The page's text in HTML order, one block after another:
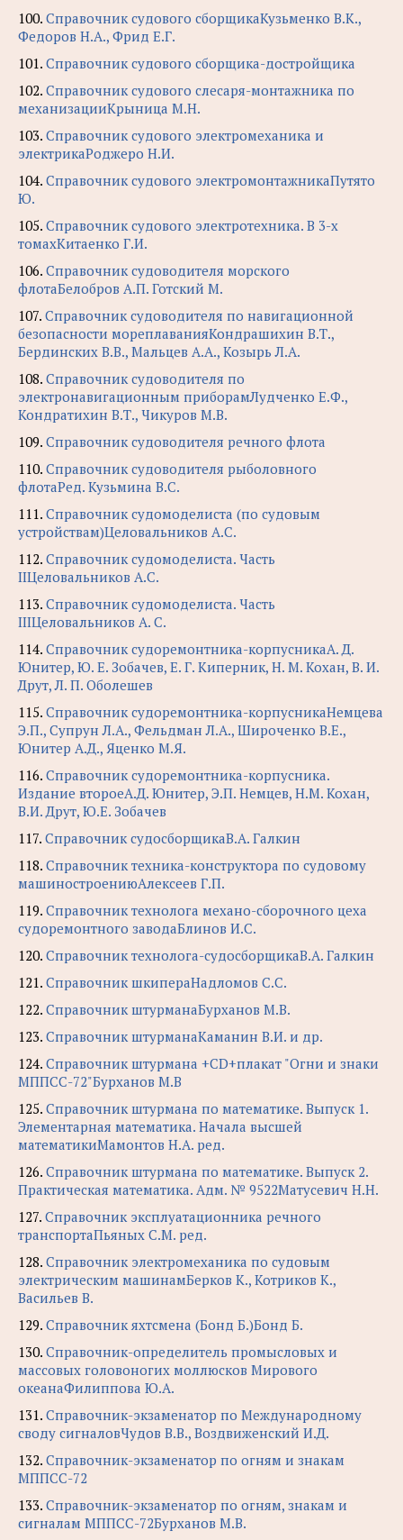
100. Справочник судового сборщикаКузьменко В.К.,
Федоров Н.А., Фрид Е.Г.
101. Справочник судового сборщика-достройщика
102. Справочник судового слесаря-монтажника по
механизацииКрыница М.Н.
103. Справочник судового электромеханика и
электрикаРоджеро Н.И.
104. Справочник судового электромонтажникаПутято
Ю.
105. Справочник судового электротехника. В 3-х
томахКитаенко Г.И.
106. Справочник судоводителя морского
флотаБелобров А.П. Готский М.
107. Справочник судоводителя по навигационной
безопасности мореплаванияКондрашихин В.Т.,
Бердинских В.В., Мальцев А.А., Козырь Л.А.
108. Справочник судоводителя по
электронавигационным приборамЛудченко Е.Ф.,
Кондратихин В.Т., Чикуров М.В.
109. Справочник судоводителя речного флота
110. Справочник судоводителя рыболовного
флотаРед. Кузьмина В.С.
111. Справочник судомоделиста (по судовым
устройствам)Целовальников А.С.
112. Справочник судомоделиста. Часть
IIЦеловальников А.С.
113. Справочник судомоделиста. Часть
IIIЦеловальников А. С.
114. Справочник судоремонтника-корпусникаА. Д.
Юнитер, Ю. Е. Зобачев, Е. Г. Киперник, Н. М. Кохан, В. И.
Друт, Л. П. Оболешев
115. Справочник судоремонтника-корпусникаНемцева
Э.П., Супрун Л.А., Фельдман Л.А., Широченко В.Е.,
Юнитер А.Д., Яценко М.Я.
116. Справочник судоремонтника-корпусника.
Издание второеА.Д. Юнитер, Э.П. Немцев, Н.М. Кохан,
В.И. Друт, Ю.Е. Зобачев
117. Справочник судосборщикаВ.А. Галкин
118. Справочник техника-конструктора по судовому
машиностроениюАлексеев Г.П.
119. Справочник технолога механо-сборочного цеха
судоремонтного заводаБлинов И.С.
120. Справочник технолога-судосборщикаВ.А. Галкин
121. Справочник шкипераНадломов С.С.
122. Справочник штурманаБурханов М.В.
123. Справочник штурманаКаманин В.И. и др.
124. Справочник штурмана +CD+плакат "Огни и знаки
МППСС-72"Бурханов М.В
125. Справочник штурмана по математике. Выпуск 1.
Элементарная математика. Начала высшей
математикиМамонтов Н.А. ред.
126. Справочник штурмана по математике. Выпуск 2.
Практическая математика. Адм. № 9522Матусевич Н.Н.
127. Справочник эксплуатационника речного
транспортаПьяных С.М. ред.
128. Справочник электромеханика по судовым
электрическим машинамБерков К., Котриков К.,
Васильев В.
129. Справочник яхтсмена (Бонд Б.)Бонд Б.
130. Справочник-определитель промысловых и
массовых головоногих моллюсков Мирового
океанаФилиппова Ю.А.
131. Справочник-экзаменатор по Международному
своду сигналовЧудов В.В., Воздвиженский И.Д.
132. Справочник-экзаменатор по огням и знакам
МППСС-72
133. Справочник-экзаменатор по огням, знакам и
сигналам МППСС-72Бурханов М.В.